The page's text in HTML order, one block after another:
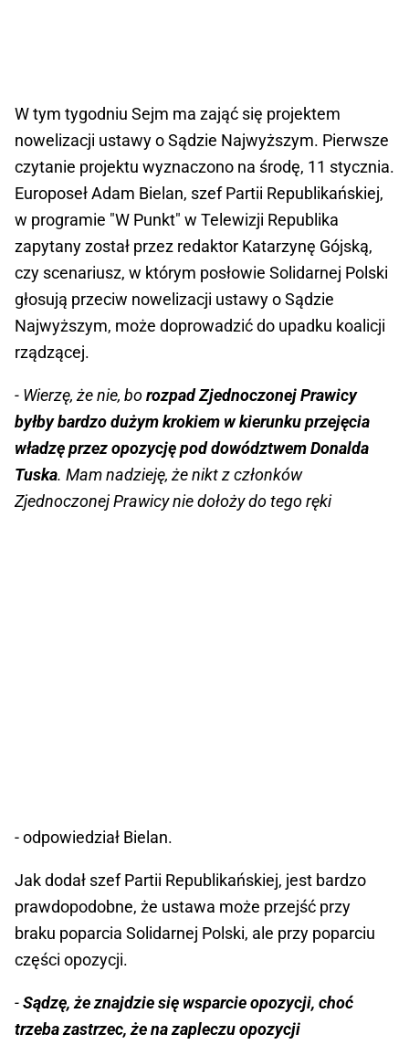
W tym tygodniu Sejm ma zająć się projektem
nowelizacji ustawy o Sądzie Najwyższym. Pierwsze
czytanie projektu wyznaczono na środę, 11 stycznia.
Europoseł Adam Bielan, szef Partii Republikańskiej,
w programie "W Punkt" w Telewizji Republika
zapytany został przez redaktor Katarzynę Gójską,
czy scenariusz, w którym posłowie Solidarnej Polski
głosują przeciw nowelizacji ustawy o Sądzie
Najwyższym, może doprowadzić do upadku koalicji
rządzącej.
- Wierzę, że nie, borozpad Zjednoczonej Prawicy
byłby bardzo dużym krokiem w kierunku przejęcia
władzę przez opozycję pod dowództwem Donalda
Tuska. Mam nadzieję, że nikt z członków
Zjednoczonej Prawicy nie dołoży do tego ręki
- odpowiedział Bielan.
Jak dodał szef Partii Republikańskiej, jest bardzo
prawdopodobne, że ustawa może przejść przy
braku poparcia Solidarnej Polski, ale przy poparciu
części opozycji.
-Sądzę, że znajdzie się wsparcie opozycji, choć
trzeba zastrzec, że na zapleczu opozycji